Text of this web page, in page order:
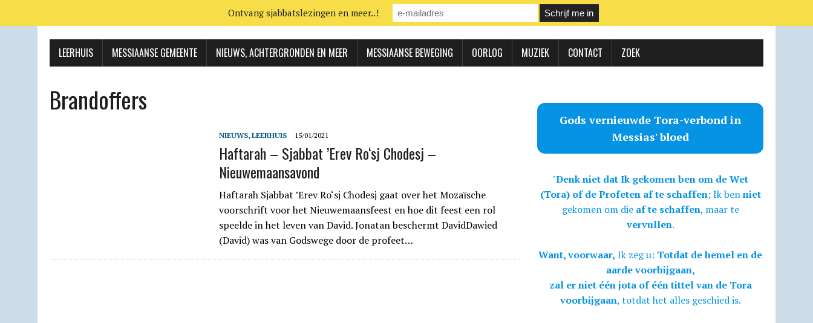
LEERHUIS MESSIAANSE GEMEENTE NIEUWS, ACHTERGRONDEN EN MEER MESSIAANSE BEWEGING OORLOG MUZIEK CONTACT ZOEK
Brandoffers
NIEUWS, LEERHUIS 15/01/2021
Haftarah – Sjabbat ’Erev Ro‘sj Chodesj –
Nieuwemaansavond
Haftarah Sjabbat ’Erev Ro‘sj Chodesj gaat over het Mozaïsche
voorschrift voor het Nieuwemaansfeest en hoe dit feest een rol
speelde in het leven van David. Jonatan beschermt DavidDawied
(David) was van Godswege door de profeet…
Gods vernieuwde Tora-verbond in
Messias' bloed
"Denk niet dat Ik gekomen ben om de Wet
(Tora) of de Profeten af te schaffen; Ik benniet
gekomen om die af te schaffen, maar te
vervullen.
Want, voorwaar, Ik zeg u: Totdat de hemel en de
aarde voorbijgaan,
zal er niet één jota of één tittel van de Tora
voorbijgaan, totdat het alles geschied is.
Ontvang sjabbatslezingen en meer..!